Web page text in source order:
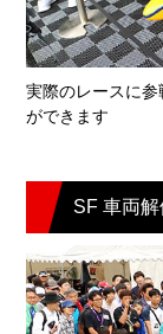
実際のレースに
ができます
SF 車両